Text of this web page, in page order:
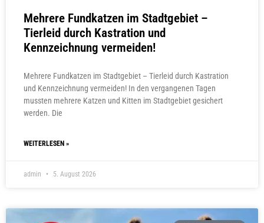
Mehrere Fundkatzen im Stadtgebiet –
Tierleid durch Kastration und
Kennzeichnung vermeiden!
Mehrere Fundkatzen im Stadtgebiet – Tierleid durch Kastration
und Kennzeichnung vermeiden! In den vergangenen Tagen
mussten mehrere Katzen und Kitten im Stadtgebiet gesichert
werden. Die
WEITERLESEN »
admin 5. August 2026